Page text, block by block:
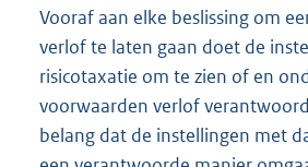
Vooraf aan elke beslissing om
verlof te laten gaan doet de
risicotaxatie om te zien of en
voorwaarden verlof
belang dat de instellingen met